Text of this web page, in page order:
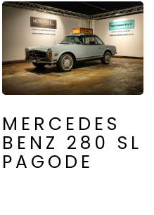
MERCEDES
BENZ 280 SL
PAGODE